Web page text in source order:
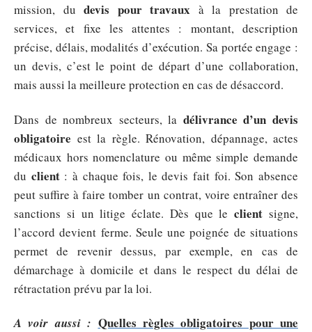
mission, du devis pour travaux à la prestation de
services, et fixe les attentes : montant, description
précise, délais, modalités d’exécution. Sa portée engage :
un devis, c’est le point de départ d’une collaboration,
mais aussi la meilleure protection en cas de désaccord.
Dans de nombreux secteurs, la délivrance d’un devis
obligatoire est la règle. Rénovation, dépannage, actes
médicaux hors nomenclature ou même simple demande
du client: à chaque fois, le devis fait foi. Son absence
peut suffire à faire tomber un contrat, voire entraîner des
sanctions si un litige éclate. Dès que leclient signe,
l’accord devient ferme. Seule une poignée de situations
permet de revenir dessus, par exemple, en cas de
démarchage à domicile et dans le respect du délai de
rétractation prévu par la loi.
A voir aussi : Quelles règles obligatoires pour une